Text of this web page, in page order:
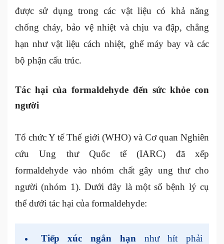
được sử dụng trong các vật liệu có khả năng
chống cháy, bảo vệ nhiệt và chịu va đập, chẳng
hạn như vật liệu cách nhiệt, ghế máy bay và các
bộ phận cấu trúc.
Tác hại của formaldehyde đến sức khỏe con
người
Tổ chức Y tế Thế giới (WHO) và Cơ quan Nghiên
cứu Ung thư Quốc tế (IARC) đã xếp
formaldehyde vào nhóm chất gây ung thư cho
người (nhóm 1). Dưới đây là một số bệnh lý cụ
thể dưới tác hại của formaldehyde:
Tiếp xúc ngắn hạn như hít phải